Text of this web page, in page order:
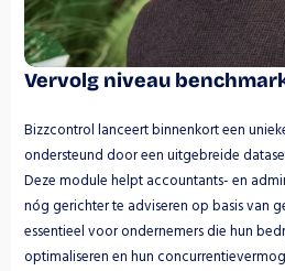
Vervolg niveau
Bizzcontrol lanceert binnenkort een
ondersteund door een uitgebreide
Deze module helpt accountants- en
nóg gerichter te adviseren op basis van
essentieel voor ondernemers die hun
optimaliseren en hun